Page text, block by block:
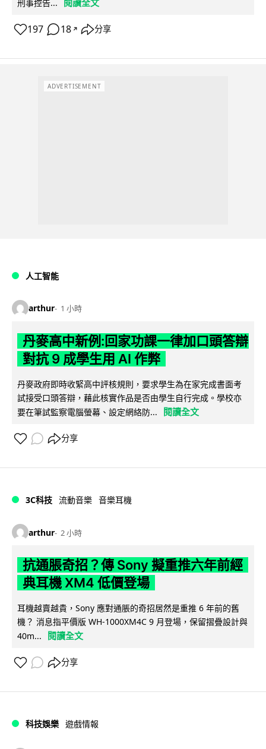
刑事控告...
197 18 ↗ 分享
ADVERTISEMENT
人工智能
arthur 1 小時
丹麥高中新例:回家功課一律加口頭答辯
對抗 9 成學生用 AI 作弊
丹麥政府即時收緊高中評核規則，要求學生為在家完成書面考
試接受口頭答辯，藉此核實作品是否由學生自行完成。學校亦
要在筆試監察電腦螢幕、設定網絡防...
閱讀全文
分享
3C科技 流動音樂 音樂耳機
arthur 2 小時
抗通脹奇招？傳 Sony 擬重推六年前經
典耳機 XM4 低價登場
耳機越賣越貴，Sony 應對通脹的奇招居然是重推 6 年前的舊
機？ 消息指平價版 WH-1000XM4C 9 月登場，保留摺疊設計與
40m...
閱讀全文
分享
科技娛樂 遊戲情報